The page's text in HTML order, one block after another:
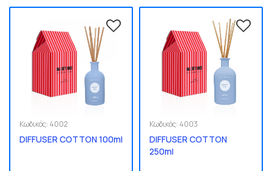
Κωδικός: 4002
DIFFUSER COTTON 100ml
Κωδικός: 4003
DIFFUSER COTTON
250ml